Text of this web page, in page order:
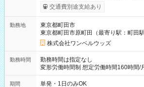
いOK！（規定あり） ┗働いたその日に
ンビニATMから 日払い分を引き落とせます！ 【試用
交通費別途支給あり
勤務地
東京都町田市
東京都町田市原町田（最寄り駅：町田駅
株式会社ワンベルウッズ
勤務時間
勤務時間は指定なし
変形労働時間制 想定労働時間160時間/月 【シフト例】 ・8：
～21：00
期間 単発・1日のみOK